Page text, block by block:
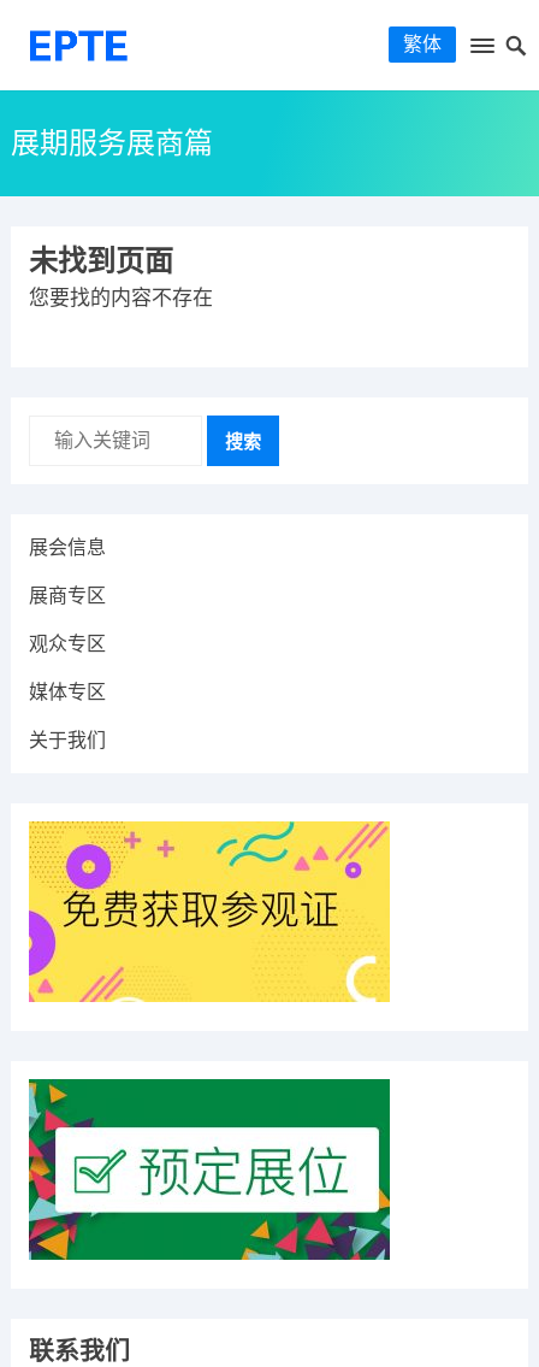
繁体
展期服务展商篇
未找到页面
您要找的内容不存在
搜索
展会信息
展商专区
观众专区
媒体专区
关于我们
联系我们